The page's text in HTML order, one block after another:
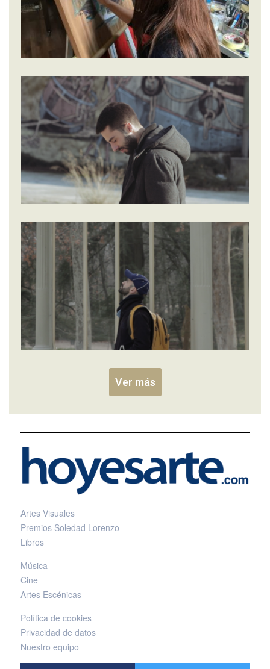
Ver más
Artes Visuales
Premios Soledad Lorenzo
Libros
Música
Cine
Artes Escénicas
Política de cookies
Privacidad de datos
Nuestro equipo